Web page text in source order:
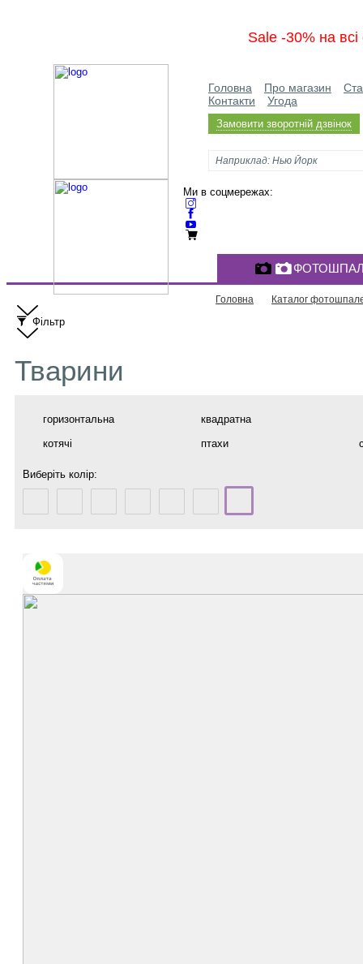
Sale -30% на
Головна Про магазин
Контакти
Угода
Замовити зворотній дзвінок
Ми в соцмережах:
Головна Каталог
Фільтр
Тварини
горизонтальна
квадратна
котячі
птахи
Виберіть колір: